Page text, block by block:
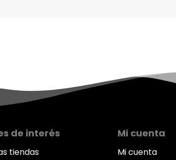
de interés
tiendas
Mi cuenta
Mi cuenta